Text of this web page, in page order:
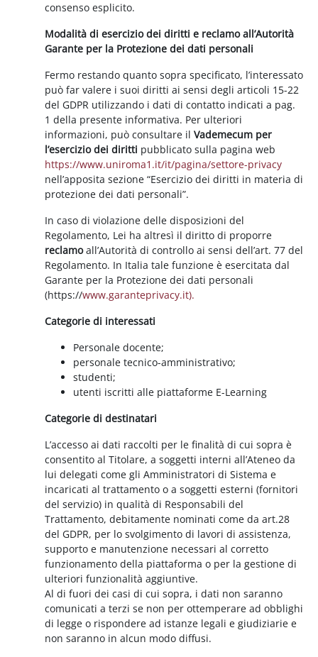
consenso esplicito.
Modalità di esercizio dei diritti e reclamo all’Autorità
Garante per la Protezione dei dati personali
Fermo restando quanto sopra specificato, l’interessato
può far valere i suoi diritti ai sensi degli articoli 15-22
del GDPR utilizzando i dati di contatto indicati a pag.
1 della presente informativa. Per ulteriori
informazioni, può consultare ilVademecum per
l’esercizio dei diritti pubblicato sulla pagina web
https://www.uniroma1.it/it/pagina/settore-privacy
nell’apposita sezione “Esercizio dei diritti in materia di
protezione dei dati personali”.
In caso di violazione delle disposizioni del
Regolamento, Lei ha altresì il diritto di proporre
reclamoall’Autorità di controllo ai sensi dell’art. 77 del
Regolamento. In Italia tale funzione è esercitata dal
Garante per la Protezione dei dati personali
(https://www.garanteprivacy.it).
Categorie di interessati
Personale docente;
personale tecnico-amministrativo;
studenti;
utenti iscritti alle piattaforme E-Learning
Categorie di destinatari
L’accesso ai dati raccolti per le finalità di cui sopra è
consentito al Titolare, a soggetti interni all’Ateneo da
lui delegati come gli Amministratori di Sistema e
incaricati al trattamento o a soggetti esterni (fornitori
del servizio) in qualità di Responsabili del
Trattamento, debitamente nominati come da art.28
del GDPR, per lo svolgimento di lavori di assistenza,
supporto e manutenzione necessari al corretto
funzionamento della piattaforma o per la gestione di
ulteriori funzionalità aggiuntive.
Al di fuori dei casi di cui sopra, i dati non saranno
comunicati a terzi se non per ottemperare ad obblighi
di legge o rispondere ad istanze legali e giudiziarie e
non saranno in alcun modo diffusi.